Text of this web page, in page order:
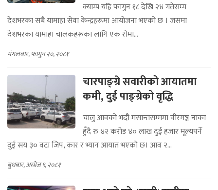
क्याम्प यहि फागुन १८ देखि २४ गतेसम्म
देशभरका सबै यामाहा सेवा केन्द्रहरूमा आयोजना भएको छ । जसमा
देशभरका यामाहा चालकहरूका लागि एक रोमा...
मंगलबार, फागुन २०, २०८१
चारपाङ्ग्रे सवारीको आयातमा
कमी, दुई पाङ्ग्रेको वृद्धि
चालु आवको भदौ मसान्तसम्ममा वीरगञ्ज नाका
हुँदै रु ४२ करोड ४० लाख दुई हजार मूल्यपर्ने
दुई सय ३० वटा जिप, कार र भ्यान आयात भएको छ। आव २...
बुधबार, असोज ९, २०८१